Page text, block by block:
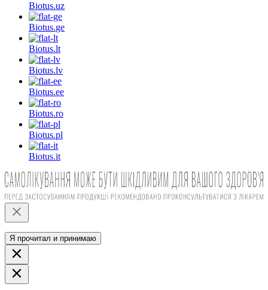
Biotus.uz
Biotus.ge
Biotus.lt
Biotus.lv
Biotus.ee
Biotus.ro
Biotus.pl
Biotus.it
Я прочитал и принимаю